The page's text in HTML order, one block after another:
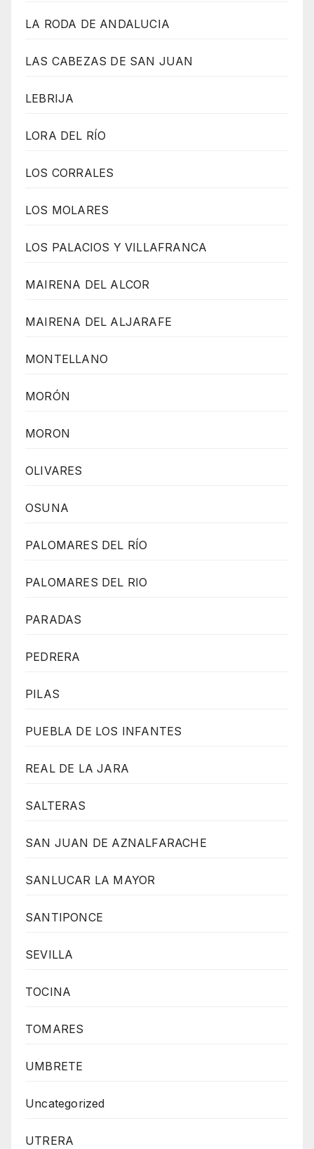
LA RODA DE ANDALUCIA
LAS CABEZAS DE SAN JUAN
LEBRIJA
LORA DEL RÍO
LOS CORRALES
LOS MOLARES
LOS PALACIOS Y VILLAFRANCA
MAIRENA DEL ALCOR
MAIRENA DEL ALJARAFE
MONTELLANO
MORÓN
MORON
OLIVARES
OSUNA
PALOMARES DEL RÍO
PALOMARES DEL RIO
PARADAS
PEDRERA
PILAS
PUEBLA DE LOS INFANTES
REAL DE LA JARA
SALTERAS
SAN JUAN DE AZNALFARACHE
SANLUCAR LA MAYOR
SANTIPONCE
SEVILLA
TOCINA
TOMARES
UMBRETE
Uncategorized
UTRERA